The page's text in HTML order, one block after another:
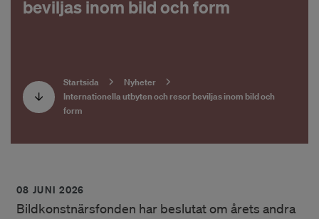
beviljas inom bild och form
Startsida
Nyheter
Internationella utbyten och resor beviljas inom bild och
form
08 JUNI 2026
Bildkonstnärsfonden har beslutat om årets andra